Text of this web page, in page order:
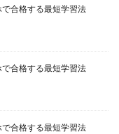
で合格する最短学習法
で合格する最短学習法
で合格する最短学習法